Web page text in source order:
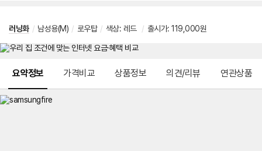
러닝화 / 남성용(M) / 로우탑 / 색상: 레드 / 출시가: 119,000원
요약정보 가격비교 상품정보 의견/리뷰 연관상품